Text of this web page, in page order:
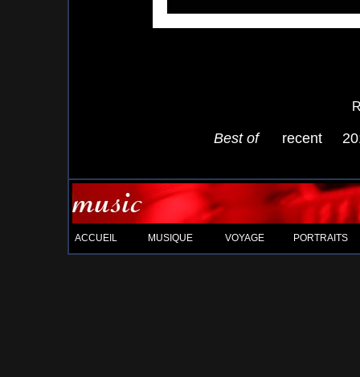
Best of recent
ACCUEIL MUSIQUE VOYAGE PORTRAITS